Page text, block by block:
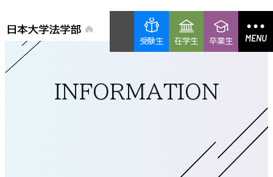
受験生 在学生 卒業生 MENU
INFORMATION